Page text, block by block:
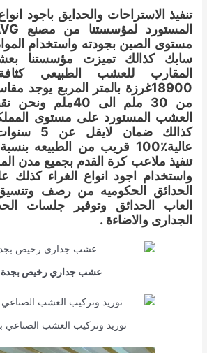
تنفيذ الاستراحات والحدايق باجود
مستوى الصين بجودته واستخدام
سابك كذالك تميزت مؤسستنا
المقارب للعشب الطبيعي
18900غرزة بالمتر المربع
من 30 ملم الى
العشب المستورد على مستوى
كذالك
تنفيذ ملاعب كرة القدم بجميع مدن
واستخدام اجود انواع الغراء كذلك
الحدائق الحكوميه من رصف وتنسيق
العاب الحدائق وتوفير جلسات
الجدارى والاضاءة .
عشب جداري رخيص بجدة
توريد وتركيب العشب الصناعي